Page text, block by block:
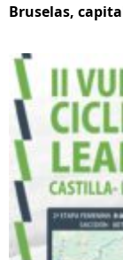
Bruselas,